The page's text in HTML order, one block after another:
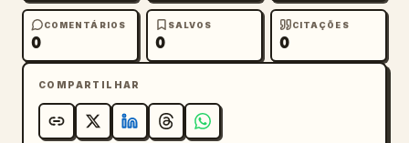
COMENTÁRIOS
0
SALVOS
0
CITAÇÕES
0
COMPARTILHAR